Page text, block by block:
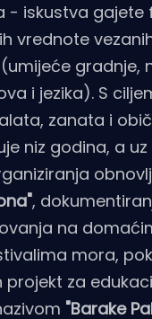
- iskustva gajete
vrednote
gradnje,
i jezika). S
zanata i
niz godina, a
,
na
mora,
projekt za
"Barake